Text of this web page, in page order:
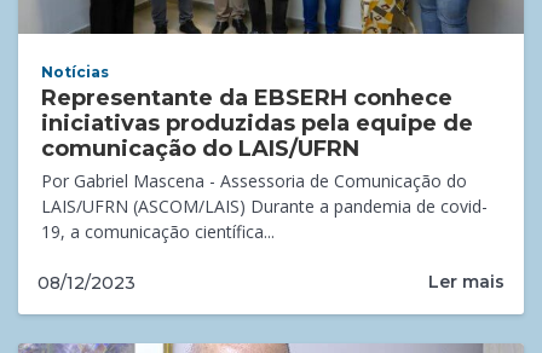
Notícias
Representante da EBSERH conhece
iniciativas produzidas pela equipe de
comunicação do LAIS/UFRN
Por Gabriel Mascena - Assessoria de Comunicação do
LAIS/UFRN (ASCOM/LAIS) Durante a pandemia de covid-
19, a comunicação científica...
08/12/2023 Ler mais